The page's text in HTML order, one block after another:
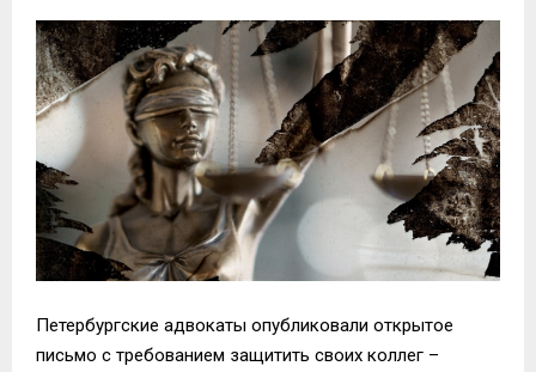
Петербургские адвокаты опубликовали открытое
письмо с требованием защитить своих коллег –